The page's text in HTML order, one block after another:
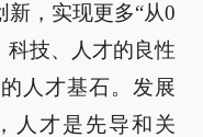
，实现更多“从0
科技、人才的良性
人才基石。发展
人才是先导和关